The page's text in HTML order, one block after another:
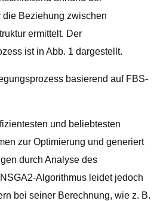
die Beziehung zwischen
ermittelt. Der
ist in Abb. 1 dargestellt.
basierend auf FBS-
und beliebtesten
zur Optimierung und generiert
durch Analyse des
Algorithmus leidet jedoch
bei seiner Berechnung, wie z. B.